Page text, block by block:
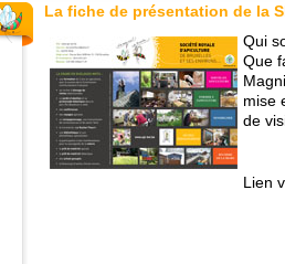
La fiche de présentation de la
Qui
Que
mise
de
Lien